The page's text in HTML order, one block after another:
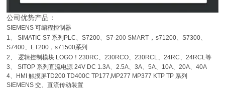
公司优势产品：
SIEMENS可编程控制器
1、 SIMATIC S7 系列 PLC、S7200、S7-200 SMART ，s71200、S7300、
S7400、
ET200，s71500系列
2、 逻辑控制模块 LOGO ！230RC、230RCO、230RCL、24RC、24RCL等
3、 SITOP 系列直流电源 24V DC 1.3A、2.5A、3A、5A、 10A、20A、40A
4、 HMI触摸屏TD200 TD400C TP177,MP277 MP377 KTP TP 系列
SIEMENS交、直流传动装置